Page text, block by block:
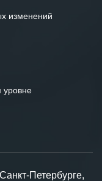
изменений
уровне
Петербурге,